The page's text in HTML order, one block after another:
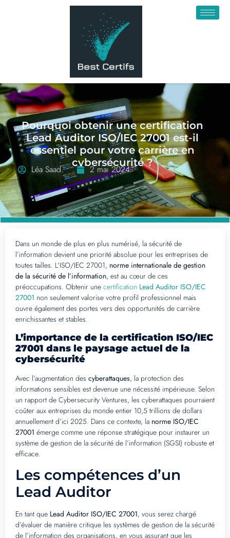
Pourquoi obtenir une certification
Lead Auditor ISO/IEC 27001 est-il
essentiel pour votre carrière en
cybersécurité ?
Léa Saad 2 mai 2024
Dans un monde de plus en plus numérisé, la sécurité de
l’information devient une priorité absolue pour les entreprises de
toutes tailles. L’ISO/IEC 27001, norme internationale de gestion
de la sécurité de l’information, est au cœur de ces
préoccupations. Obtenir une certification Lead Auditor ISO/IEC
27001 non seulement valorise votre profil professionnel mais
ouvre également des portes vers des opportunités de carrière
enrichissantes et stables.
L’importance de la certification ISO/IEC
27001 dans le paysage actuel de la
cybersécurité
Avec l’augmentation des cyberattaques, la protection des
informations sensibles est devenue une nécessité impérieuse. Selon
un rapport de Cybersecurity Ventures, les cyberattaques pourraient
coûter aux entreprises du monde entier 10,5 trillions de dollars
annuellement d’ici 2025. Dans ce contexte, la norme ISO/IEC
27001 émerge comme une réponse stratégique pour instaurer un
système de gestion de la sécurité de l’information (SGSI) robuste et
efficace.
Les compétences d’un
Lead Auditor
En tant que Lead Auditor ISO/IEC 27001, vous serez chargé
d’évaluer de manière critique les systèmes de gestion de la sécurité
de l’information des organisations, en vous assurant que les